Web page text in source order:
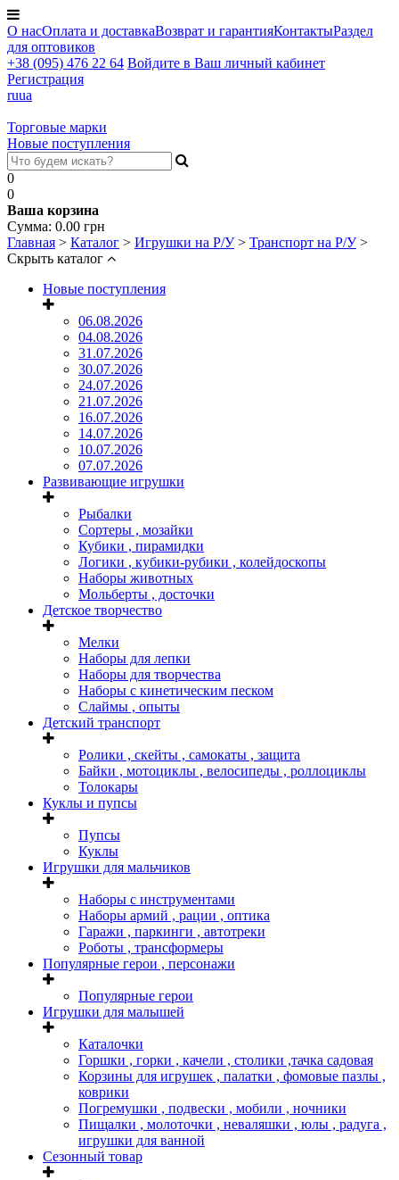
О насОплата и доставкаВозврат и гарантияКонтактыРаздел
для оптовиков
+38 (095) 476 22 64 Войдите в Ваш личный кабинет
Регистрация
ruua
Торговые марки
Новые поступления
0
0
Ваша корзина
Сумма: 0.00 грн
Главная > Каталог > Игрушки на Р/У> Транспорт на Р/У>
Скрыть каталог
Новые поступления
06.08.2026
04.08.2026
31.07.2026
30.07.2026
24.07.2026
21.07.2026
16.07.2026
14.07.2026
10.07.2026
07.07.2026
Развивающие игрушки
Рыбалки
Сортеры , мозайки
Кубики , пирамидки
Логики , кубики-рубики , колейдоскопы
Наборы животных
Мольберты , досточки
Детское творчество
Мелки
Наборы для лепки
Наборы для творчества
Наборы с кинетическим песком
Слаймы , опыты
Детский транспорт
Ролики , скейты , самокаты , защита
Байки , мотоциклы , велосипеды , роллоциклы
Толокары
Куклы и пупсы
Пупсы
Куклы
Игрушки для мальчиков
Наборы с инструментами
Наборы армий , рации , оптика
Гаражи , паркинги , автотреки
Роботы , трансформеры
Популярные герои , персонажи
Популярные герои
Игрушки для малышей
Каталочки
Горшки , горки , качели , столики ,тачка садовая
Корзины для игрушек , палатки , фомовые пазлы ,
коврики
Погремушки , подвески , мобили , ночники
Пищалки , молоточки , неваляшки , юлы , радуга ,
игрушки для ванной
Сезонный товар